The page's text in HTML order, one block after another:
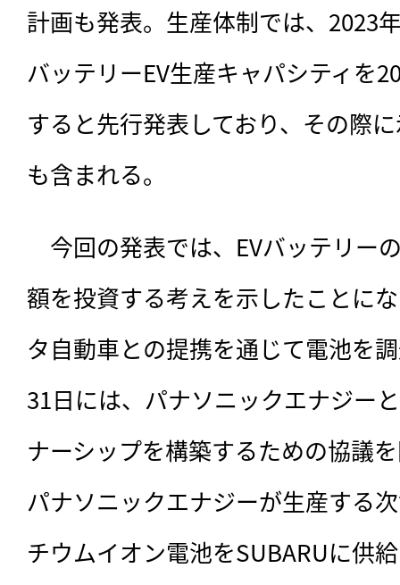
計画も発表。生産体制では、2023
バッテリーEV生産キャパシティを
すると先行発表しており、その際
も含まれる。
今回の発表では、EVバッテリー
額を投資する考えを示したことに
タ自動車との提携を通じて電池を
31日には、パナソニックエナジー
ナーシップを構築するための協議
パナソニックエナジーが生産する
チウムイオン電池をSUBARUに供